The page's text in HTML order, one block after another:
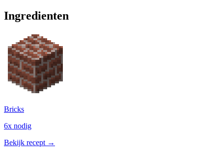
Ingredienten
Bricks
6x nodig
Bekijk recept →